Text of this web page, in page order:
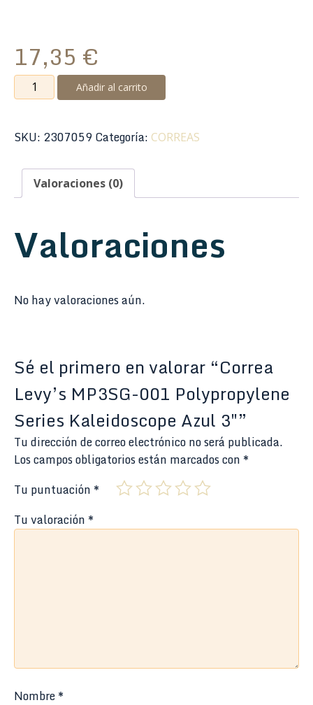
17,35 €
Correa
Levy's
001
Series
Kaleidoscope
cantidad
Añadir al carrito
SKU: 2307059Categoría: CORREAS
Valoraciones (0)
Valoraciones
No hay valoraciones aún.
Sé el primero en valorar “Correa
Levy’s MP3SG-001 Polypropylene
Series Kaleidoscope Azul 3″”
Tu dirección de correo electrónico no será publicada.
Los campos obligatorios están marcados con *
Tu puntuación *
Tu valoración *
Nombre*